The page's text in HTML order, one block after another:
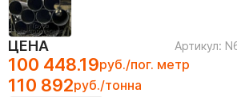
ЦЕНА Артикул:
100 448.19руб./пог. метр
110 892руб./тонна